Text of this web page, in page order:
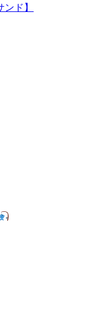
ンド】